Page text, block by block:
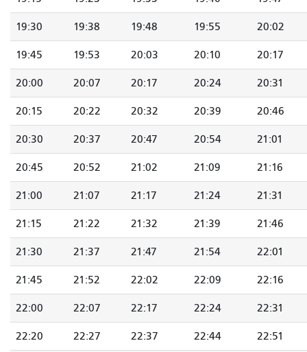
19:30 19:38 19:48 19:55 20:02
19:45 19:53 20:03 20:10 20:17
20:00 20:07 20:17 20:24 20:31
20:15 20:22 20:32 20:39 20:46
20:30 20:37 20:47 20:54 21:01
20:45 20:52 21:02 21:09 21:16
21:00 21:07 21:17 21:24 21:31
21:15 21:22 21:32 21:39 21:46
21:30 21:37 21:47 21:54 22:01
21:45 21:52 22:02 22:09 22:16
22:00 22:07 22:17 22:24 22:31
22:20 22:27 22:37 22:44 22:51